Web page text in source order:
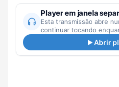
Player em janela
Esta transmissão abre
continuar tocando
Abrir